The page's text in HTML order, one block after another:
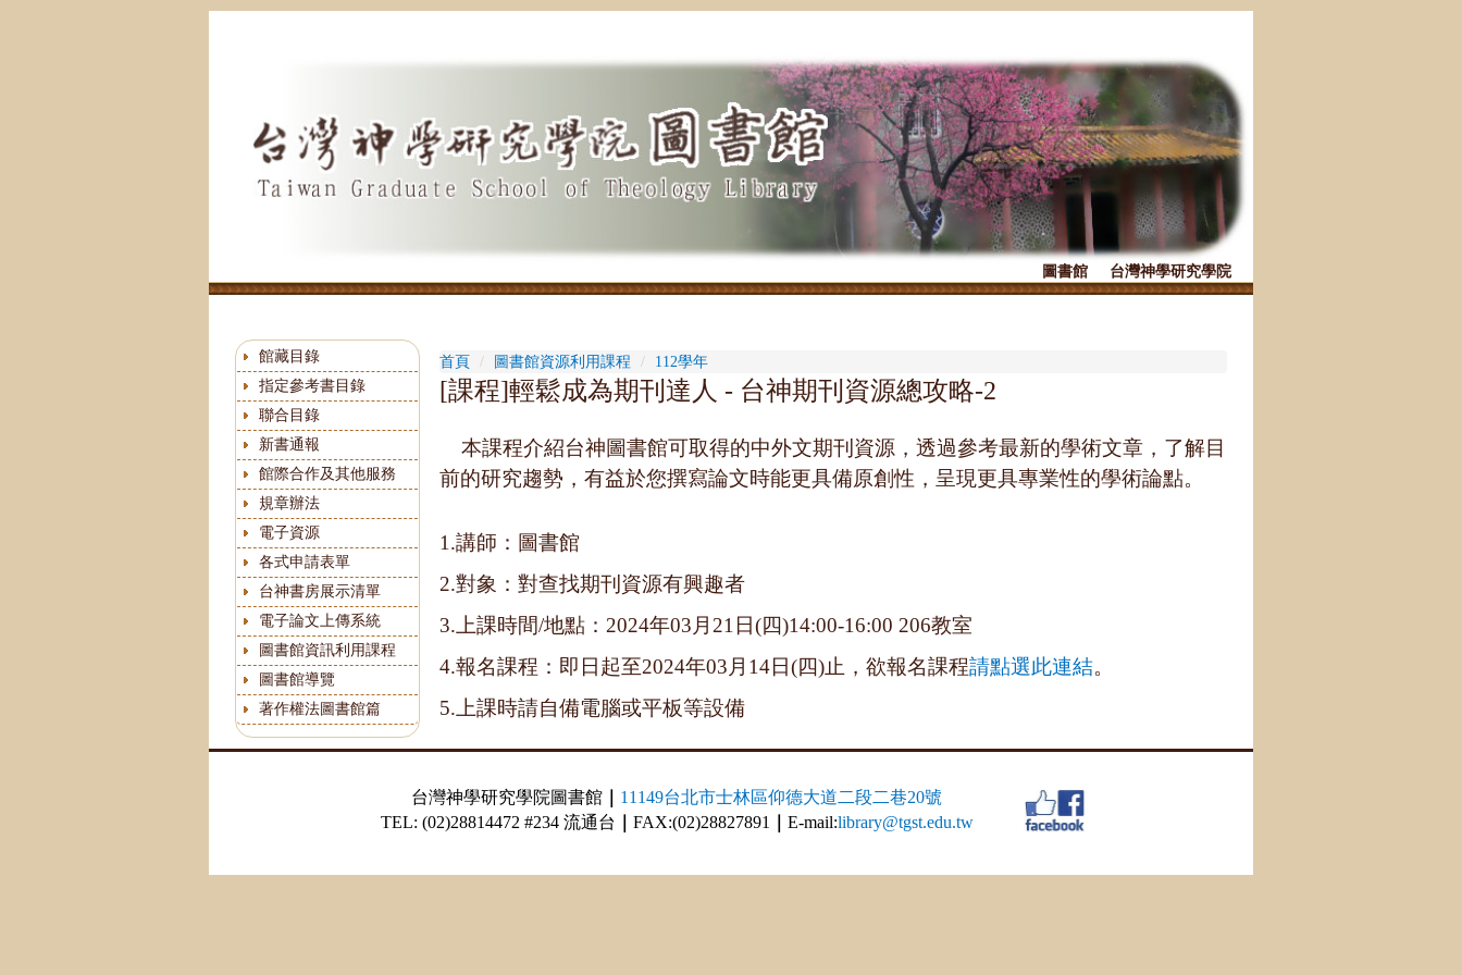
圖書館 台灣神學研究學院
館藏目錄
指定參考書目錄
聯合目錄
新書通報
館際合作及其他服務
規章辦法
電子資源
各式申請表單
台神書房展示清單
電子論文上傳系統
圖書館資訊利用課程
圖書館導覽
著作權法圖書館篇
首頁 圖書館資源利用課程 112學年
[課程]輕鬆成為期刊達人 - 台神期刊資源總攻略-2
本課程介紹台神圖書館可取得的中外文期刊資源，透過參考最新的學術文章，了解目
前的研究趨勢，有益於您撰寫論文時能更具備原創性，呈現更具專業性的學術論點。
1.講師：圖書館
2.對象：對查找期刊資源有興趣者
3.上課時間/地點：2024年03月21日(四)14:00-16:00 206教室
4.報名課程：即日起至2024年03月14日(四)止，欲報名課程請點選此連結。
5.上課時請自備電腦或平板等設備
台灣神學研究學院圖書館
11149台北市士林區仰德大道二段二巷20號
TEL: (02)28814472 #234 流通台
FAX:(02)28827891 E-mail:library@tgst.edu.tw